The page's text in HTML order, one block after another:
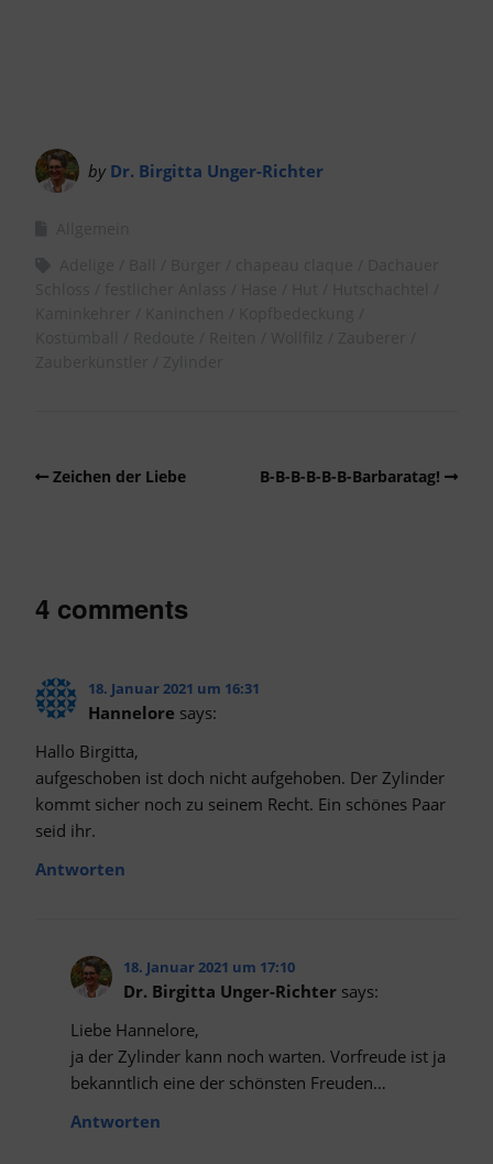
by Dr. Birgitta Unger-Richter
Zeichen der Liebe B-B-B-B-B-B-Barbaratag!
4 comments
18. Januar 2021 um 16:31
Hannelore says:
Hallo Birgitta,
aufgeschoben ist doch nicht aufgehoben. Der Zylinder
kommt sicher noch zu seinem Recht. Ein schönes Paar
seid ihr.
Antworten
18. Januar 2021 um 17:10
Dr. Birgitta Unger-Richter says:
Liebe Hannelore,
ja der Zylinder kann noch warten. Vorfreude ist ja
bekanntlich eine der schönsten Freuden…
Antworten